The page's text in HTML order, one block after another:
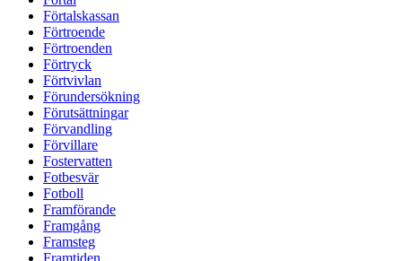
Förtalskassan
Förtroende
Förtroenden
Förtryck
Förtvivlan
Förundersökning
Förutsättningar
Förvandling
Förvillare
Fostervatten
Fotbesvär
Fotboll
Framförande
Framgång
Framsteg
Framtiden